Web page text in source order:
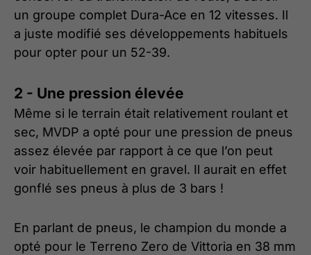
un groupe complet Dura-Ace en 12 vitesses. Il
a juste modifié ses développements habituels
pour opter pour un 52-39.
2 - Une pression élevée
Même si le terrain était relativement roulant et
sec, MVDP a opté pour une pression de pneus
assez élevée par rapport à ce que l’on peut
voir habituellement en gravel. Il aurait en effet
gonflé ses pneus à plus de 3 bars !
En parlant de pneus, le champion du monde a
opté pour le Terreno Zero de Vittoria en 38 mm